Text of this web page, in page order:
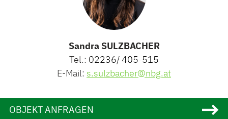
Sandra SULZBACHER
Tel.: 02236/ 405-515
E-Mail: s.sulzbacher@nbg.at
OBJEKT ANFRAGEN